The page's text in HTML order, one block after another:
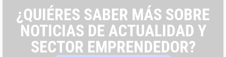
¿QUIÉRES SABER MÁS SOBRE
NOTICIAS DE ACTUALIDAD Y
SECTOR EMPRENDEDOR?